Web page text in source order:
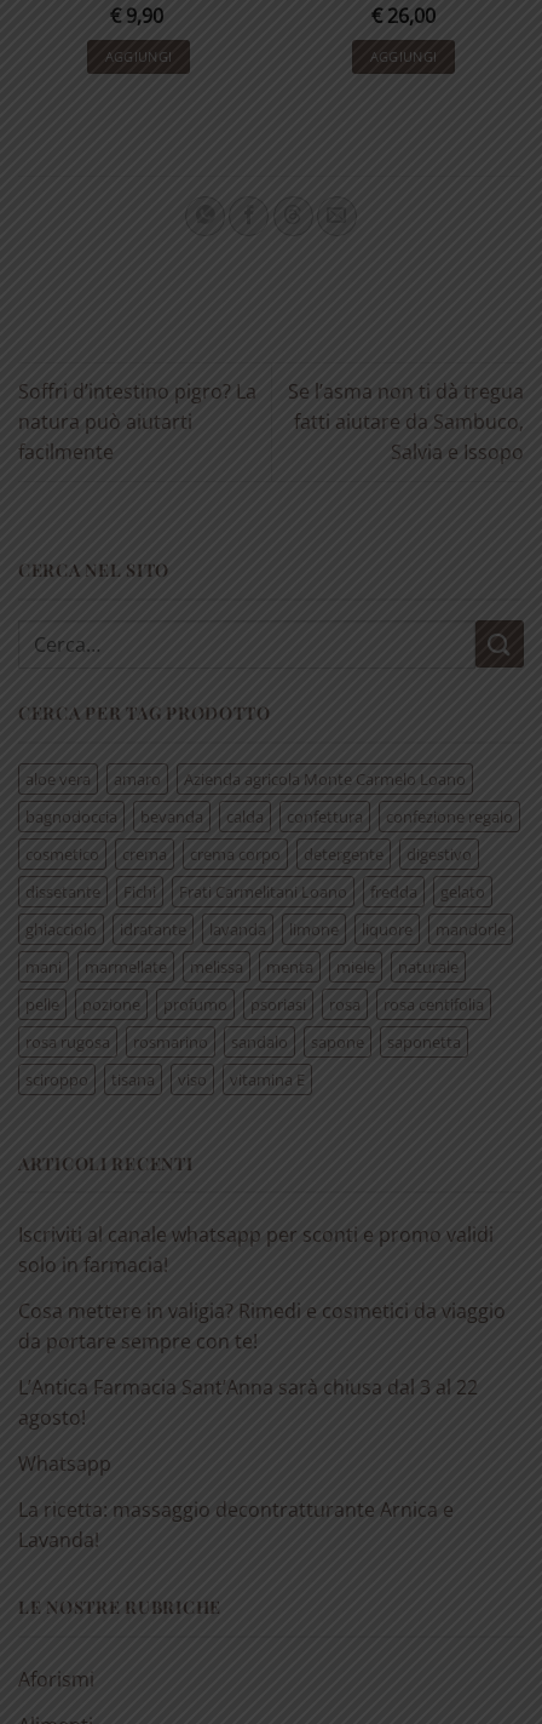
€9,90
AGGIUNGI
€26,00
AGGIUNGI
Soffri d’intestino pigro? La
natura può aiutarti
facilmente
Se l’asma non ti dà tregua
fatti aiutare da Sambuco,
Salvia e Issopo
CERCA NEL SITO
Cerca:
CERCA PER TAG PRODOTTO
aloe vera amaro
Azienda agricola Monte Carmelo Loano
bagnodoccia
bevanda calda confettura
confezione regalo
cosmetico
crema crema corpo detergente
digestivo
dissetante
Fichi Frati Carmelitani Loano fredda
gelato
ghiacciolo
idratante lavanda limone liquore
mandorle
mani
marmellate melissa menta miele
naturale
pelle
pozione profumo psoriasi rosa
rosa centifolia
rosa rugosa
rosmarino sandalo sapone
saponetta
sciroppo
tisana viso vitamina E
ARTICOLI RECENTI
Iscriviti al canale whatsapp per sconti e promo validi
solo in farmacia!
Cosa mettere in valigia? Rimedi e cosmetici da viaggio
da portare sempre con te!
L’Antica Farmacia Sant’Anna sarà chiusa dal 3 al 22
agosto!
Whatsapp
La ricetta: massaggio decontratturante Arnica e
Lavanda!
LE NOSTRE RUBRICHE
Aforismi